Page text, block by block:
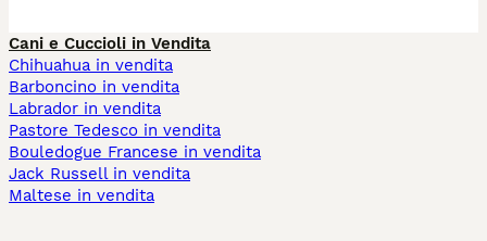
Cani e Cuccioli in Vendita
Chihuahua in vendita
Barboncino in vendita
Labrador in vendita
Pastore Tedesco in vendita
Bouledogue Francese in vendita
Jack Russell in vendita
Maltese in vendita